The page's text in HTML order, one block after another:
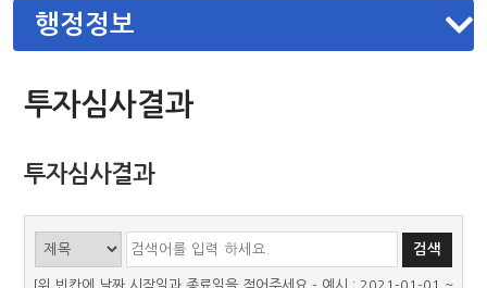
행정정보
투자심사결과
투자심사결과